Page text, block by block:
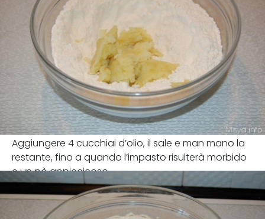
Aggiungere 4 cucchiai d’olio, il sale e man mano la
restante, fino a quando l’impasto risulterà morbido
e un pò appiccicoso.